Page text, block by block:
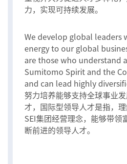
力，实现可持续发展。
We develop global leaders
energy to our global
are those who understand
Sumitomo Spirit and the
and can lead highly
努力培养能够支持全球事业
才，国际型领导人才是指，
SEI集团经营理念，能够带领
断前进的领导人才。